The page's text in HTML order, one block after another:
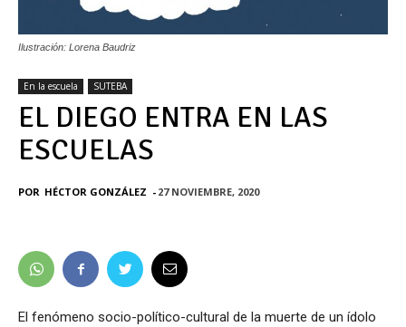
Ilustración: Lorena Baudriz
En la escuela SUTEBA
EL DIEGO ENTRA EN LAS
ESCUELAS
POR HÉCTOR GONZÁLEZ - 27 NOVIEMBRE, 2020
El fenómeno socio-político-cultural de la muerte de un ídolo